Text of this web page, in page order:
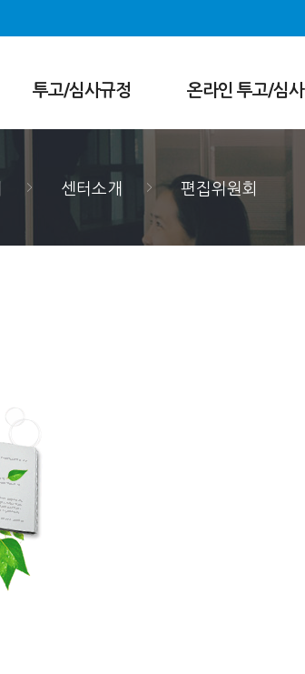
투고/심사규정 온라인 투고/심사
회원가입 및 로그인 매
뉴얼
논문제출(투고자) 매뉴
센터소개 편집위원회